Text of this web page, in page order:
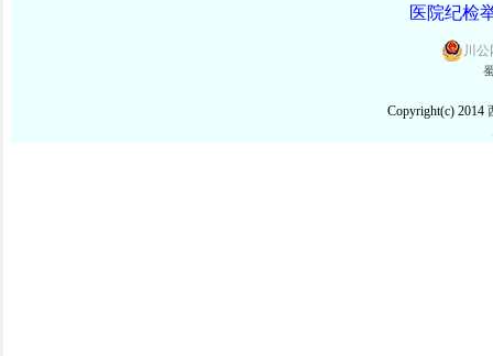
医院纪检
川公
Copyright(c) 2014